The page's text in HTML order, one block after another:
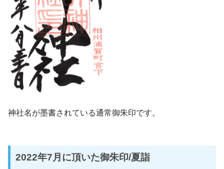
神社名が墨書されている通常御朱印です。
2022年7月に頂いた御朱印/夏詣